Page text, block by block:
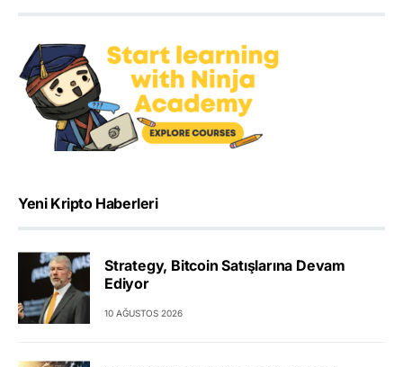
Yeni Kripto Haberleri
Strategy, Bitcoin Satışlarına Devam
Ediyor
10 AĞUSTOS 2026